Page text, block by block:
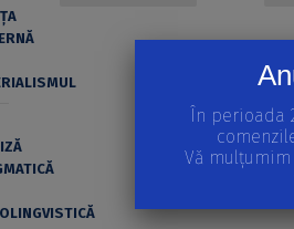
În perioada
Vă